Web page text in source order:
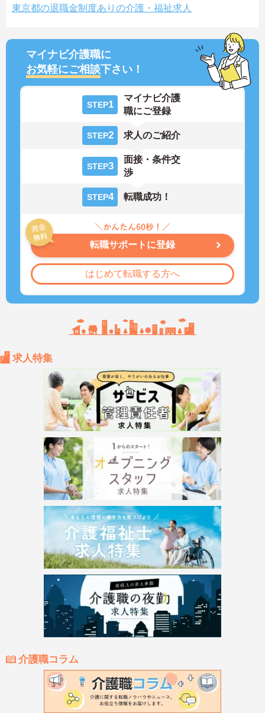
東京都の退職金制度ありの介護・福祉求人
マイナビ介護職に
お気軽にご相談下さい！
STEP1
マイナビ介護
職にご登録
STEP2 求人のご紹介
STEP3
面接・条件交
渉
STEP4 転職成功！
転職サポートに登録
はじめて転職する方へ
求人特集
介護職コラム